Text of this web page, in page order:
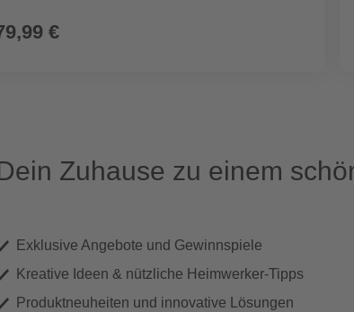
€
Zuhause zu einem
Exklusive Angebote und Gewinnspiele
Kreative Ideen & nützliche Heimwerker-Tipps
Produktneuheiten und innovative Lösungen